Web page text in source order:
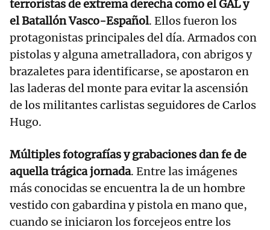
terroristas de extrema derecha como el GAL y
el Batallón Vasco-Español. Ellos fueron los
protagonistas principales del día. Armados con
pistolas y alguna ametralladora, con abrigos y
brazaletes para identificarse, se apostaron en
las laderas del monte para evitar la ascensión
de los militantes carlistas seguidores de Carlos
Hugo.
Múltiples fotografías y grabaciones dan fe de
aquella trágica jornada. Entre las imágenes
más conocidas se encuentra la de un hombre
vestido con gabardina y pistola en mano que,
cuando se iniciaron los forcejeos entre los